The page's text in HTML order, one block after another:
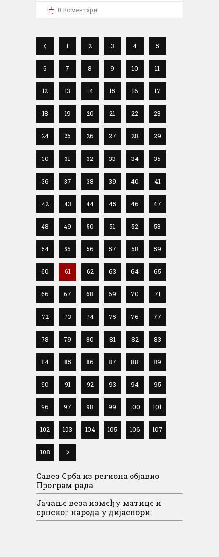
0 Коментари
1 2 3 4 5
6 7 8 9 10 11
12 13 14 15 16 17
18 19 20 21 22 23
24 25 26 27 28 29
30 31 32 33 34 35
36 37 38 39 40 41
42 43 44 45 46 47
48 49 50 51 52 53
54 55 56 57 58 59
60 61 62 63 64 65
66 67 68 69 70 71
72 73 74 75 76 77
78 79 80 81 82 83
84 85 86 87 88 89
90 91 92 93 94 95
96 97 98 99 100 101
102 103 104 105 106 107
108
Савез Срба из региона објавио
Програм рада
Јачање веза између матице и
српског народа у дијаспори